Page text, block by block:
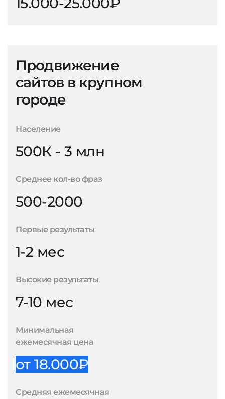
Продвижение
сайтов в крупном
городе
Население
500К - 3 млн
Среднее кол-во фраз
500-2000
Первые результаты
1-2 мес
Высокие результаты
7-10 мес
Минимальная
ежемесячная цена
от 18.000₽
Средняя ежемесячная